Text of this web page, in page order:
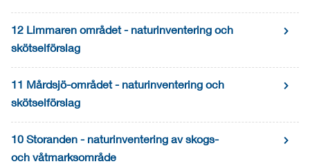
12 Limmaren området - naturinventering och
skötselförslag
11 Mårdsjö-området - naturinventering och
skötselförslag
10 Storanden - naturinventering av skogs-
och våtmarksområde